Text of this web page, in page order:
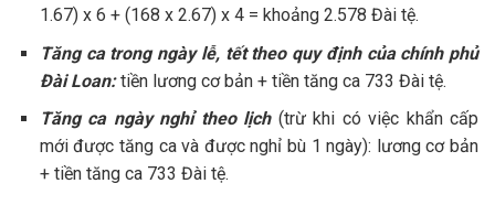
1.67) x 6 + (168 x 2.67) x 4 = khoảng 2.578 Đài tệ.
Tăng ca trong ngày lễ, tết theo quy định của chính phủ
Đài Loan: tiền lương cơ bản + tiền tăng ca 733 Đài tệ.
Tăng ca ngày nghỉ theo lịch(trừ khi có việc khẩn cấp
mới được tăng ca và được nghỉ bù 1 ngày): lương cơ bản
+ tiền tăng ca 733 Đài tệ.